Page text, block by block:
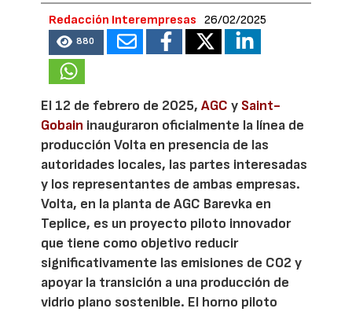
Redacción Interempresas 26/02/2025
880
El 12 de febrero de 2025,AGCy Saint-
Gobain inauguraron oficialmente la línea de
producción Volta en presencia de las
autoridades locales, las partes interesadas
y los representantes de ambas empresas.
Volta, en la planta de AGC Barevka en
Teplice, es un proyecto piloto innovador
que tiene como objetivo reducir
significativamente las emisiones de CO2 y
apoyar la transición a una producción de
vidrio plano sostenible. El horno piloto